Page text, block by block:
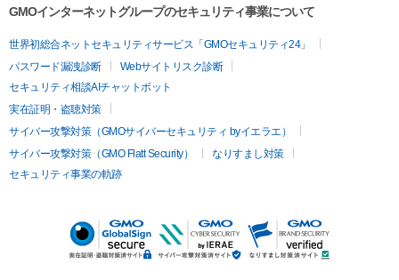
GMOインターネットグループのセキュリティ事業について
世界初総合ネットセキュリティサービス「GMOセキュリティ24」
パスワード漏洩診断
Webサイトリスク診断
セキュリティ相談AIチャットボット
実在証明・盗聴対策
サイバー攻撃対策（GMOサイバーセキュリティ byイエラエ）
サイバー攻撃対策（GMO Flatt Security）
なりすまし対策
セキュリティ事業の軌跡